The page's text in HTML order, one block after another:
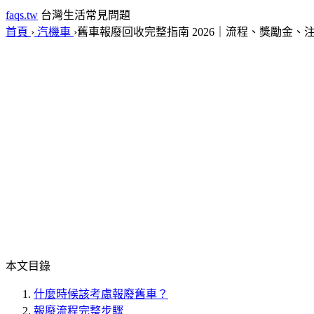
faqs.tw 台灣生活常見問題
首頁 › 汽機車 ›舊車報廢回收完整指南 2026｜流程、獎勵金、
本文目錄
什麼時候該考慮報廢舊車？
報廢流程完整步驟